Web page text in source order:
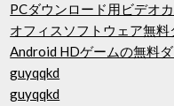
PCダウンロード用ビデオ
オフィスソフトウェア無料
Android HDゲームの無料
guyqqkd
guyqqkd